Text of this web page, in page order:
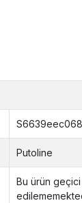
Putoline
Bu ürün